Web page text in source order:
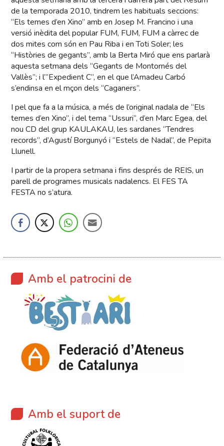
de la temporada 2010, tindrem les habituals seccions:
“Els temes d’en Xino” amb en Josep M. Francino i una
versió inèdita del popular FUM, FUM, FUM a càrrec de
dos mites com són en Pau Riba i en Toti Soler; les
“Històries de gegants”, amb la Berta Miró que ens parlarà
aquesta setmana dels “Gegants de Montornés del
Vallès”; i l’”Expedient C”, en el que l’Amadeu Carbó
s’endinsa en el mçon dels “Caganers”.
I pel que fa a la música, a més de l’original nadala de “Els
temes d’en Xino”, i del tema “Ussuri”, d’en Marc Egea, del
nou CD del grup KAULAKAU, les sardanes “Tendres
records”, d’Agustí Borgunyó i “Estels de Nadal”, de Pepita
Llunell.
I partir de la propera setmana i fins després de REIS, un
parell de programes musicals nadalencs. El FES TA
FESTA no s’atura.
Amb el patrocini de
Amb el suport de